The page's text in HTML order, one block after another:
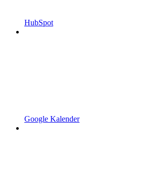
HubSpot
Google Kalender